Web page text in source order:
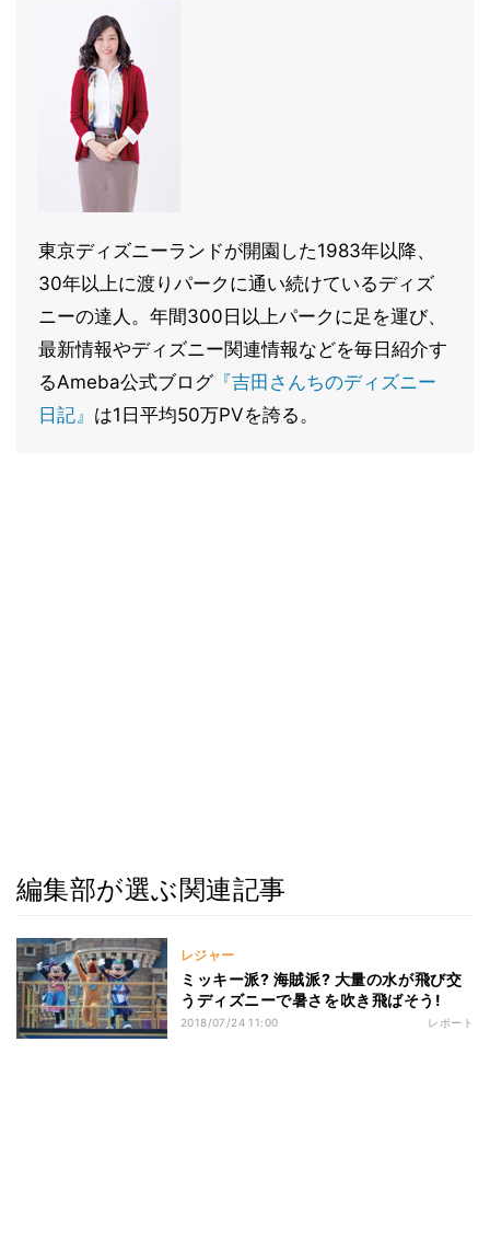
東京ディズニーランドが開園した1983年以降、
30年以上に渡りパークに通い続けているディズ
ニーの達人。年間300日以上パークに足を運び、
最新情報やディズニー関連情報などを毎日紹介す
るAmeba公式ブログ『吉田さんちのディズニー
日記』 は1日平均50万PVを誇る。
編集部が選ぶ関連記事
レジャー
ミッキー派? 海賊派? 大量の水が飛び交
うディズニーで暑さを吹き飛ばそう!
2018/07/24 11:00 レポート